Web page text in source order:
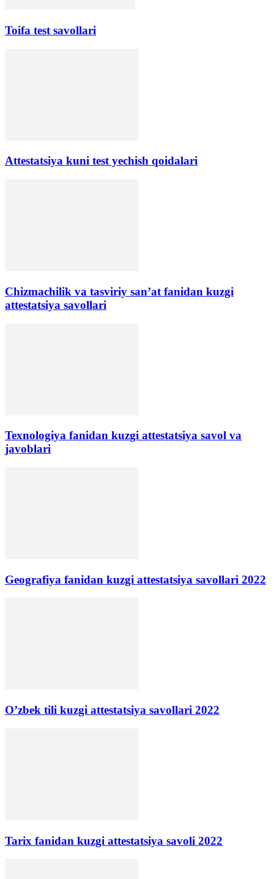
Toifa test savollari
Аttestatsiya kuni test yechish qoidalari
Chizmachilik va tasviriy san’at fanidan kuzgi
attestatsiya savollari
Texnologiya fanidan kuzgi attestatsiya savol va
javoblari
Geografiya fanidan kuzgi attestatsiya savollari 2022
O’zbek tili kuzgi attestatsiya savollari 2022
Tarix fanidan kuzgi attestatsiya savoli 2022